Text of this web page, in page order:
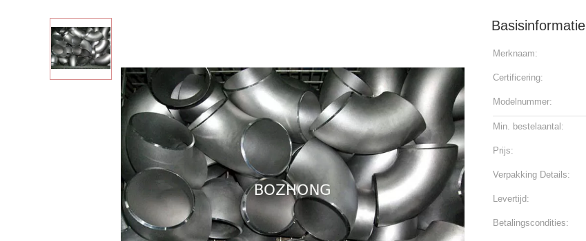
Basisinformatie
Merknaam:
Certificering:
Modelnummer:
Min. bestelaantal:
Prijs:
Verpakking Details:
Levertijd:
Betalingscondities: